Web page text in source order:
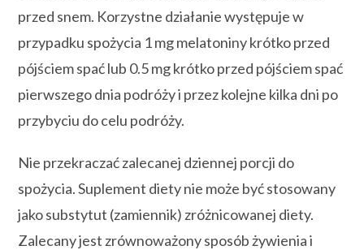
przed snem. Korzystne działanie występuje w
przypadku spożycia 1 mg melatoniny krótko przed
pójściem spać lub 0.5 mg krótko przed pójściem spać
pierwszego dnia podróży i przez kolejne kilka dni po
przybyciu do celu podróży.
Nie przekraczać zalecanej dziennej porcji do
spożycia. Suplement diety nie może być stosowany
jako substytut (zamiennik) zróżnicowanej diety.
Zalecany jest zrównoważony sposób żywienia i